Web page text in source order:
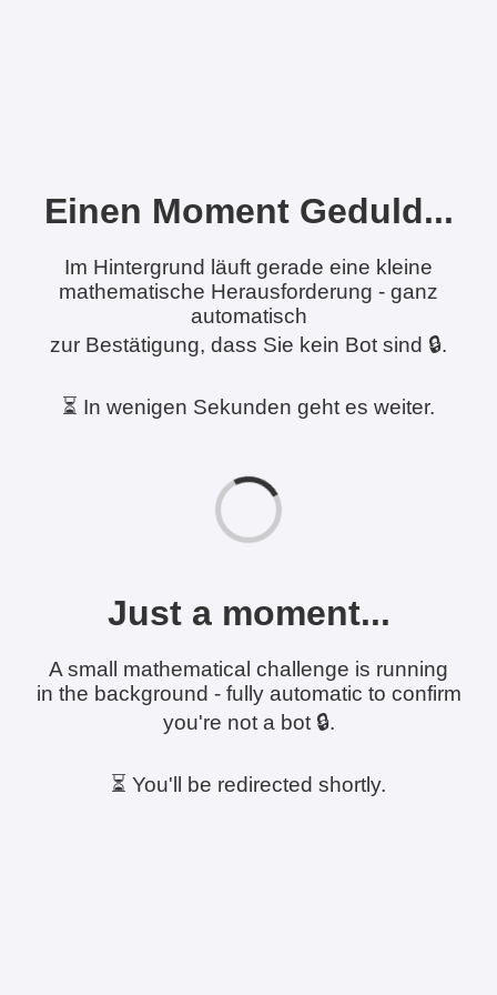
Einen Moment Geduld...
Im Hintergrund läuft gerade eine kleine
mathematische Herausforderung - ganz
automatisch
zur Bestätigung, dass Sie kein Bot sind 🔒.
⏳ In wenigen Sekunden geht es weiter.
Just a moment...
A small mathematical challenge is running
in the background - fully automatic to confirm
you're not a bot 🔒.
⏳ You'll be redirected shortly.